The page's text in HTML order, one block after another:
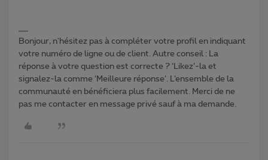
Bonjour, n'hésitez pas à compléter votre profil en indiquant
votre numéro de ligne ou de client. Autre conseil : La
réponse à votre question est correcte ? ‘Likez’-la et
signalez-la comme ‘Meilleure réponse’. L’ensemble de la
communauté en bénéficiera plus facilement. Merci de ne
pas me contacter en message privé sauf à ma demande.